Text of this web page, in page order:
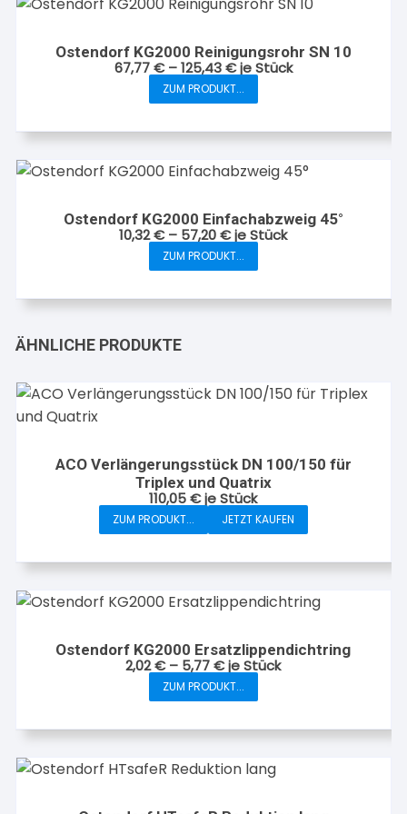
werden
Varianten
Die
Optionen
können
auf
Produktseite
werden
Ostendorf KG2000 Reinigungsrohr SN 10
67,77€–125,43€je Stück
ZUM PRODUKT...
Dieses
weist
mehrere
Die
Optionen
können
auf
Ostendorf KG2000 Einfachabzweig 45°
10,32€– 57,20€je Stück
ZUM PRODUKT...
Dieses
weist
Die
auf
der
Produktseite
gewählt
ÄHNLICHE PRODUKTE
ACO Verlängerungsstück DN 100/150 für
Triplex und Quatrix
110,05€je Stück
ZUM PRODUKT... JETZT KAUFEN
Ostendorf KG2000 Ersatzlippendichtring
2,02€– 5,77€je Stück
ZUM PRODUKT...
Dieses
weist
mehrere
Varianten